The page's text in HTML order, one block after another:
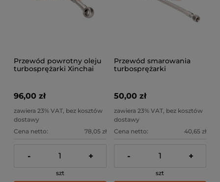
Przewód powrotny oleju
turbosprężarki Xinchai
96,00 zł
zawiera 23% VAT, bez kosztów
dostawy
Cena netto:
78,05 zł
- +
szt
Przewód smarowania
turbosprężarki
50,00 zł
zawiera 23% VAT, bez kosztów
dostawy
Cena netto:
40,65 zł
- +
szt